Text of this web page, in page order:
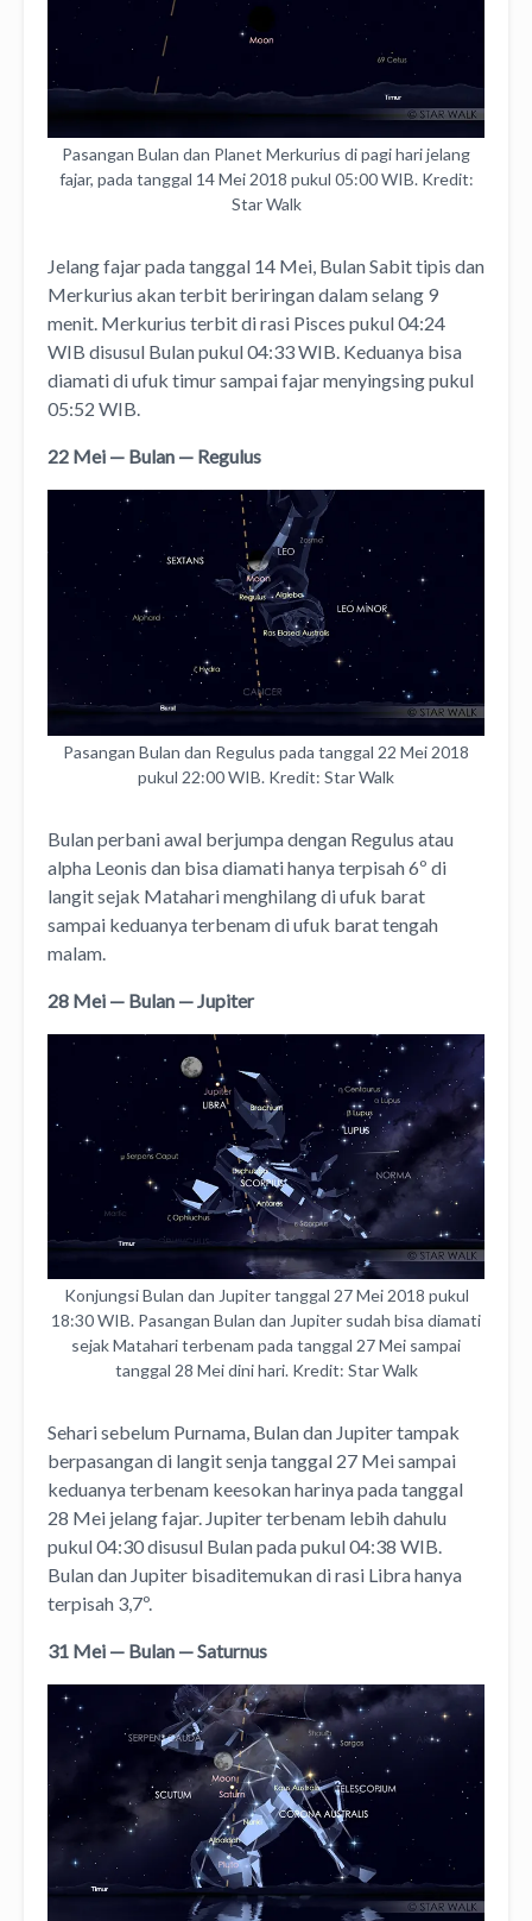
Pasangan Bulan dan Planet Merkurius di pagi hari jelang
fajar, pada tanggal 14 Mei 2018 pukul 05:00 WIB. Kredit:
Star Walk
Jelang fajar pada tanggal 14 Mei, Bulan Sabit tipis dan
Merkurius akan terbit beriringan dalam selang 9
menit. Merkurius terbit di rasi Pisces pukul 04:24
WIB disusul Bulan pukul 04:33 WIB. Keduanya bisa
diamati di ufuk timur sampai fajar menyingsing pukul
05:52 WIB.
22 Mei — Bulan — Regulus
Pasangan Bulan dan Regulus pada tanggal 22 Mei 2018
pukul 22:00 WIB. Kredit: Star Walk
Bulan perbani awal berjumpa dengan Regulus atau
alpha Leonis dan bisa diamati hanya terpisah 6º di
langit sejak Matahari menghilang di ufuk barat
sampai keduanya terbenam di ufuk barat tengah
malam.
28 Mei — Bulan — Jupiter
Konjungsi Bulan dan Jupiter tanggal 27 Mei 2018 pukul
18:30 WIB. Pasangan Bulan dan Jupiter sudah bisa diamati
sejak Matahari terbenam pada tanggal 27 Mei sampai
tanggal 28 Mei dini hari. Kredit: Star Walk
Sehari sebelum Purnama, Bulan dan Jupiter tampak
berpasangan di langit senja tanggal 27 Mei sampai
keduanya terbenam keesokan harinya pada tanggal
28 Mei jelang fajar. Jupiter terbenam lebih dahulu
pukul 04:30 disusul Bulan pada pukul 04:38 WIB.
Bulan dan Jupiter bisaditemukan di rasi Libra hanya
terpisah 3,7º.
31 Mei — Bulan — Saturnus